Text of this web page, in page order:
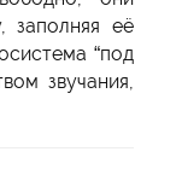
заполняя её
“под
звучания,